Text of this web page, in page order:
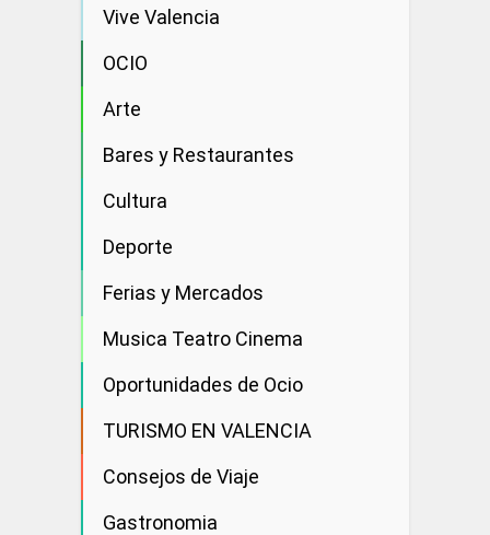
Vive Valencia
OCIO
Arte
Bares y Restaurantes
Cultura
Deporte
Ferias y Mercados
Musica Teatro Cinema
Oportunidades de Ocio
TURISMO EN VALENCIA
Consejos de Viaje
Gastronomia